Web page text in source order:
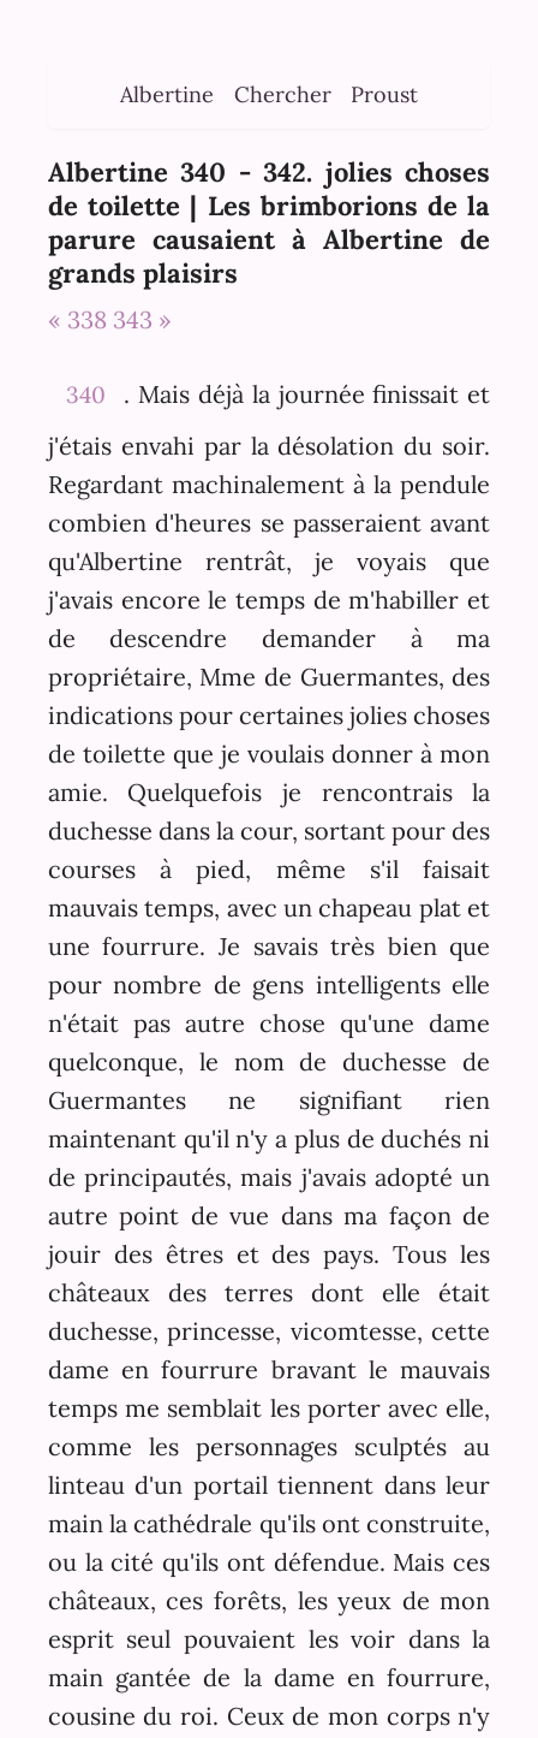
Albertine Chercher Proust
Albertine 340 - 342. jolies choses
de toilette | Les brimborions de la
parure causaient à Albertine de
grands plaisirs
« 338 343 »
340
. Mais déjà la journée finissait et
j'étais envahi par la désolation du soir.
Regardant machinalement à la pendule
combien d'heures se passeraient avant
qu'Albertine rentrât, je voyais que
j'avais encore le temps de m'habiller et
de descendre demander à ma
propriétaire, Mme de Guermantes, des
indications pour certaines jolies choses
de toilette que je voulais donner à mon
amie. Quelquefois je rencontrais la
duchesse dans la cour, sortant pour des
courses à pied, même s'il faisait
mauvais temps, avec un chapeau plat et
une fourrure. Je savais très bien que
pour nombre de gens intelligents elle
n'était pas autre chose qu'une dame
quelconque, le nom de duchesse de
Guermantes ne signifiant rien
maintenant qu'il n'y a plus de duchés ni
de principautés, mais j'avais adopté un
autre point de vue dans ma façon de
jouir des êtres et des pays. Tous les
châteaux des terres dont elle était
duchesse, princesse, vicomtesse, cette
dame en fourrure bravant le mauvais
temps me semblait les porter avec elle,
comme les personnages sculptés au
linteau d'un portail tiennent dans leur
main la cathédrale qu'ils ont construite,
ou la cité qu'ils ont défendue. Mais ces
châteaux, ces forêts, les yeux de mon
esprit seul pouvaient les voir dans la
main gantée de la dame en fourrure,
cousine du roi. Ceux de mon corps n'y